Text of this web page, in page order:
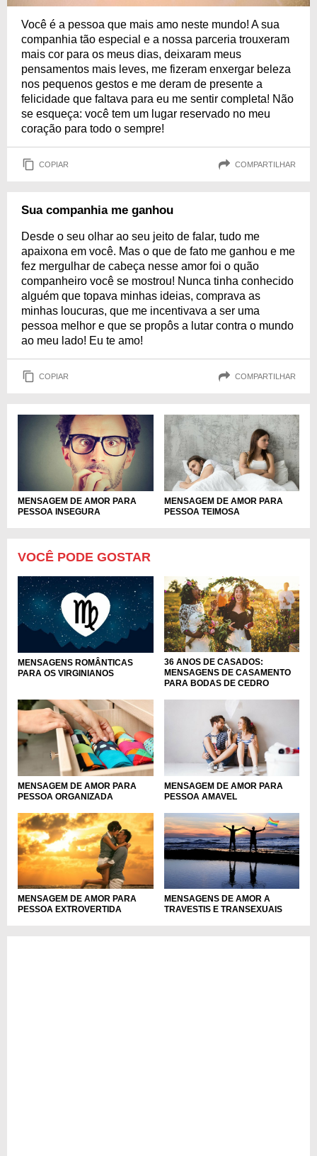
Você é a pessoa que mais amo neste mundo! A sua
companhia tão especial e a nossa parceria trouxeram
mais cor para os meus dias, deixaram meus
pensamentos mais leves, me fizeram enxergar beleza
nos pequenos gestos e me deram de presente a
felicidade que faltava para eu me sentir completa! Não
se esqueça: você tem um lugar reservado no meu
coração para todo o sempre!
COPIAR COMPARTILHAR
Sua companhia me ganhou
Desde o seu olhar ao seu jeito de falar, tudo me
apaixona em você. Mas o que de fato me ganhou e me
fez mergulhar de cabeça nesse amor foi o quão
companheiro você se mostrou! Nunca tinha conhecido
alguém que topava minhas ideias, comprava as
minhas loucuras, que me incentivava a ser uma
pessoa melhor e que se propôs a lutar contra o mundo
ao meu lado! Eu te amo!
COPIAR COMPARTILHAR
MENSAGEM DE AMOR PARA
PESSOA INSEGURA
MENSAGEM DE AMOR PARA
PESSOA TEIMOSA
VOCÊ PODE GOSTAR
MENSAGENS ROMÂNTICAS
PARA OS VIRGINIANOS
36 ANOS DE CASADOS:
MENSAGENS DE CASAMENTO
PARA BODAS DE CEDRO
MENSAGEM DE AMOR PARA
PESSOA ORGANIZADA
MENSAGEM DE AMOR PARA
PESSOA AMAVEL
MENSAGEM DE AMOR PARA
PESSOA EXTROVERTIDA
MENSAGENS DE AMOR A
TRAVESTIS E TRANSEXUAIS